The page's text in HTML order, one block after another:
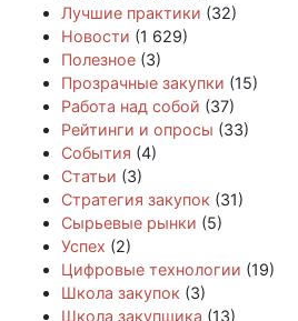
Лучшие практики (32)
Новости (1 629)
Полезное (3)
Прозрачные закупки (15)
Работа над собой (37)
Рейтинги и опросы (33)
События (4)
Статьи (3)
Стратегия закупок (31)
Сырьевые рынки (5)
Успех (2)
Цифровые технологии (19)
Школа закупок (3)
Школа закупщика (13)